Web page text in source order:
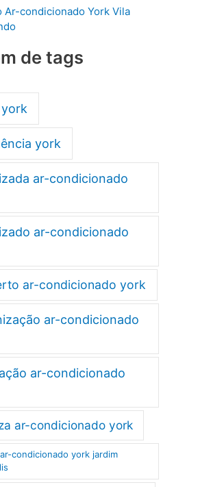
Ar-condicionado York Vila
de tags
york
ar-condicionado
ar-condicionado
ar-condicionado york
ar-condicionado
ar-condicionado
ar-condicionado york
condicionado york jardim